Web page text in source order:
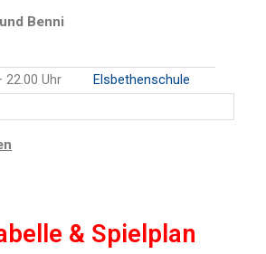
Benni
22.00 Uhr Elsbethenschule
& Spielplan